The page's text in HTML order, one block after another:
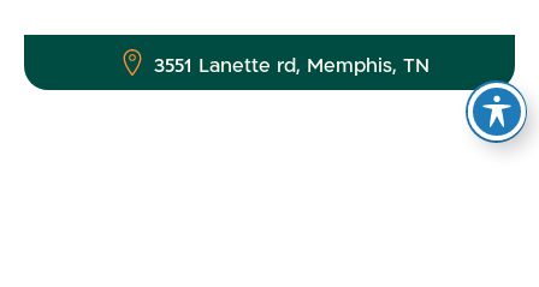
3551 Lanette rd, Memphis, TN